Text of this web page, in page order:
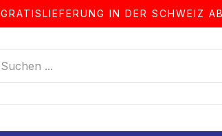
GRATISLIEFERUNG IN DER SCHWEIZ